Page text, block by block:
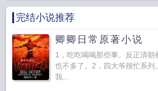
完结小说推荐
卿卿日常原著小说
1，吃吃喝喝那些事。反正清
也不多了。2，四大爷很忙系
我...